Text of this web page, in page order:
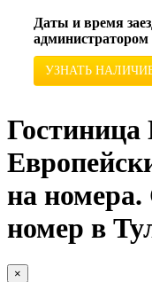
Даты и время
УЗНАТЬ
Гостиница
на номера.
номер в
×